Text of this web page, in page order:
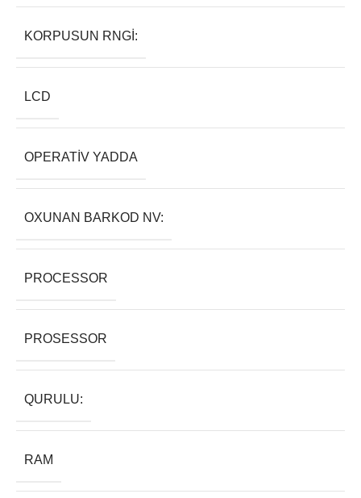
KORPUSUN RNGI:
LCD
OPERATIV YADDA
OXUNAN BARKOD NV:
PROCESSOR
PROSESSOR
QURULU:
RAM